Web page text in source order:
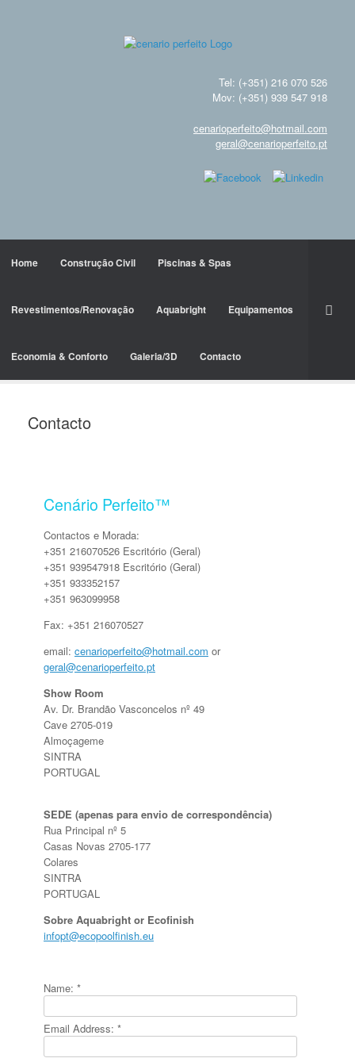
Tel: (+351) 216 070 526
Mov: (+351) 939 547 918
cenarioperfeito@hotmail.com
geral@cenarioperfeito.pt
Home Construção Civil Piscinas & Spas
Revestimentos/Renovação Aquabright Equipamentos
Economia & Conforto Galeria/3D Contacto
Contacto
Cenário Perfeito™
Contactos e Morada:
+351 216070526 Escritório (Geral)
+351 939547918 Escritório (Geral)
+351 933352157
+351 963099958
Fax: +351 216070527
email: cenarioperfeito@hotmail.com or
geral@cenarioperfeito.pt
Show Room
Av. Dr. Brandão Vasconcelos nº 49
Cave 2705-019
Almoçageme
SINTRA
PORTUGAL
SEDE (apenas para envio de correspondência)
Rua Principal nº 5
Casas Novas 2705-177
Colares
SINTRA
PORTUGAL
Sobre Aquabright or Ecofinish
infopt@ecopoolfinish.eu
Name: *
Email Address: *